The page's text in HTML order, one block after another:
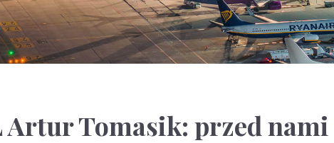
Artur Tomasik: przed nami